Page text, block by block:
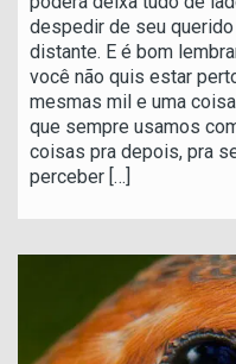
despedir de seu
distante. E é bom
você não quis estar
mesmas mil e uma
que sempre usamos
coisas pra depois, pra
perceber […]